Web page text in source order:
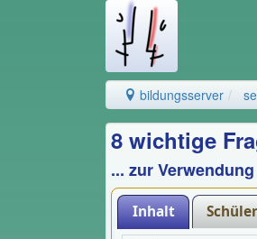
bildungsserver
8 wichtige
... zur
Inhalt Schüler